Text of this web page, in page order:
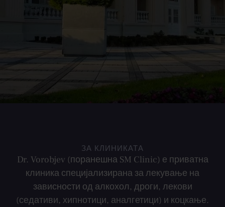
ЗА КЛИНИКАТА
Dr. Vorobjev (поранешна SM Clinic) е приватна
клиника специјализирана за лекување на
зависности од алкохол, дроги, лекови
(седативи, хипнотици, аналгетици) и коцкање.